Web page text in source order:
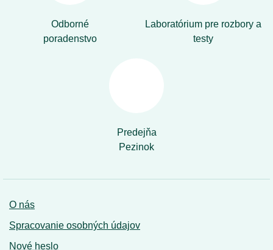
Odborné
poradenstvo
Laboratórium pre rozbory a
testy
Predejňa
Pezinok
O nás
Spracovanie osobných údajov
Nové heslo